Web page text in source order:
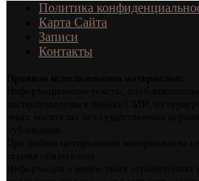
Политика
Карта Сайта
Записи
Контакты